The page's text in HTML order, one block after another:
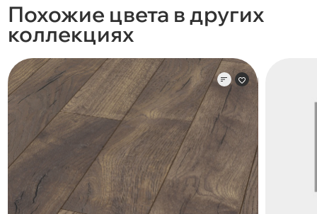
Похожие цвета в других
коллекциях